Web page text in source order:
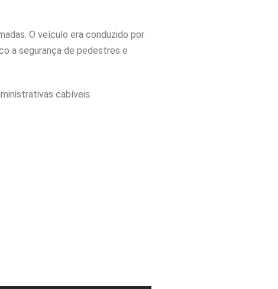
O veículo era conduzido por
a segurança de pedestres e
cabíveis.